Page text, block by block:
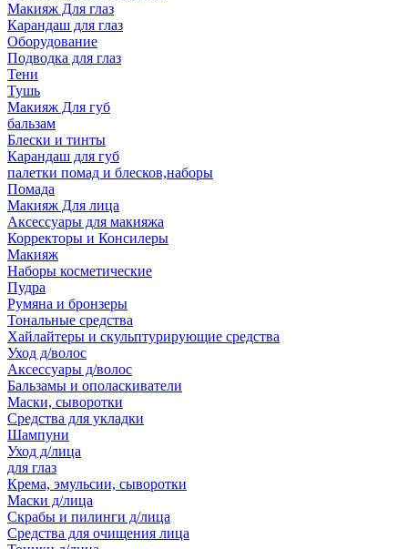
Макияж Для глаз
Карандаш для глаз
Оборудование
Подводка для глаз
Тени
Тушь
Макияж Для губ
бальзам
Блески и тинты
Карандаш для губ
палетки помад и блесков,наборы
Помада
Макияж Для лица
Аксессуары для макияжа
Корректоры и Консилеры
Макияж
Наборы косметические
Пудра
Румяна и бронзеры
Тональные средства
Хайлайтеры и скульптурирующие средства
Уход д/волос
Аксессуары д/волос
Бальзамы и ополаскиватели
Маски, сыворотки
Средства для укладки
Шампуни
Уход д/лица
для глаз
Крема, эмульсии, сыворотки
Маски д/лица
Скрабы и пилинги д/лица
Средства для очищения лица